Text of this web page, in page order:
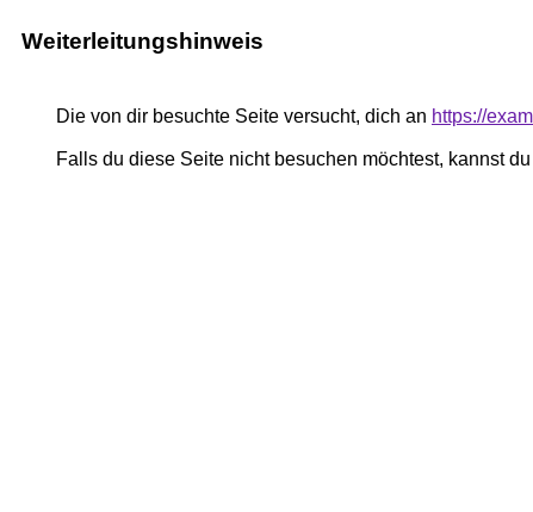
Weiterleitungshinweis
Die von dir besuchte Seite versucht, dich an https://
Falls du diese Seite nicht besuchen möchtest, kannst du